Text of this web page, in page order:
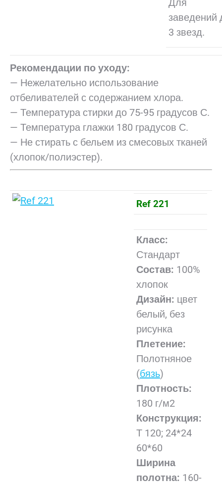
Для
заведений
3 звезд.
Рекомендации по уходу:
— Нежелательно использование
отбеливателей с содержанием хлора.
— Температура стирки до 75-95 градусов С.
— Температура глажки 180 градусов С.
— Не стирать с бельем из смесовых тканей
(хлопок/полиэстер).
Ref 221
Класс:
Стандарт
Состав: 100%
хлопок
Дизайн: цвет
белый, без
рисунка
Плетение:
Полотняное
(бязь)
Плотность:
180 г/м2
Конструкция:
Т 120; 24*24
60*60
Ширина
полотна: 160-